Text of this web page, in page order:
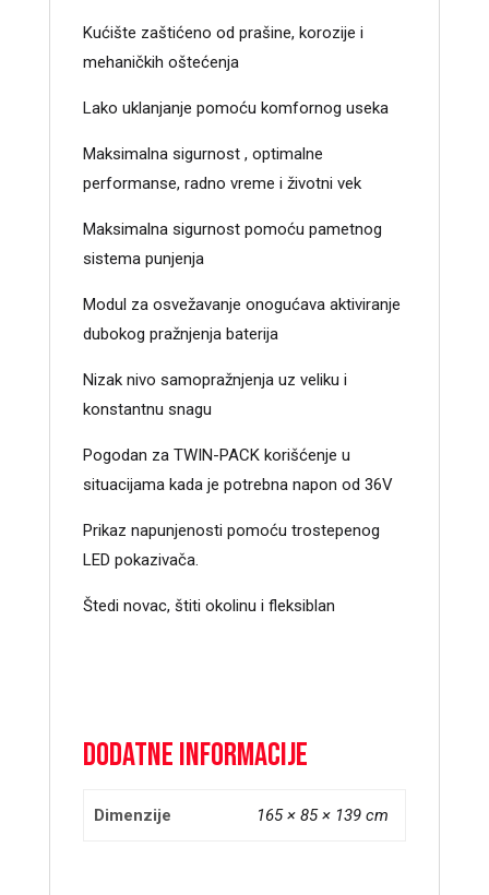
Kućište zaštićeno od prašine, korozije i
mehaničkih oštećenja
Lako uklanjanje pomoću komfornog useka
Maksimalna sigurnost , optimalne
performanse, radno vreme i životni vek
Maksimalna sigurnost pomoću pametnog
sistema punjenja
Modul za osvežavanje onogućava aktiviranje
dubokog pražnjenja baterija
Nizak nivo samopražnjenja uz veliku i
konstantnu snagu
Pogodan za TWIN-PACK korišćenje u
situacijama kada je potrebna napon od 36V
Prikaz napunjenosti pomoću trostepenog
LED pokazivača.
Štedi novac, štiti okolinu i fleksiblan
Dodatne informacije
Dimenzije 165 × 85 × 139 cm